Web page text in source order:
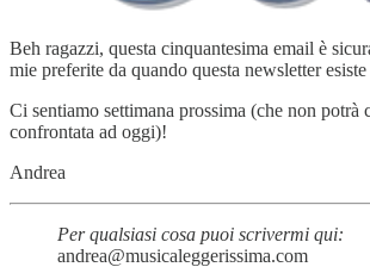
Beh ragazzi, questa cinquantesima email è
mie preferite da quando questa newsletter
Ci sentiamo settimana prossima (che non potrà
confrontata ad oggi)!
Andrea
Per qualsiasi cosa puoi scrivermi qui:
andrea@musicaleggerissima.com